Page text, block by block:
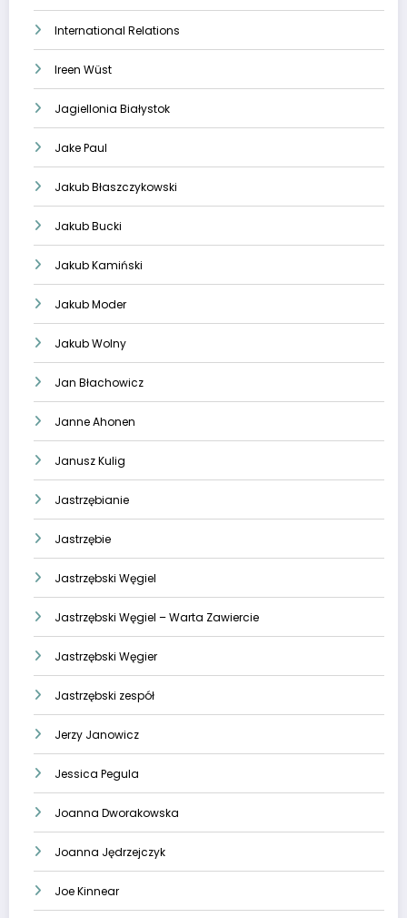
International Relations
Ireen Wüst
Jagiellonia Białystok
Jake Paul
Jakub Błaszczykowski
Jakub Bucki
Jakub Kamiński
Jakub Moder
Jakub Wolny
Jan Błachowicz
Janne Ahonen
Janusz Kulig
Jastrzębianie
Jastrzębie
Jastrzębski Węgiel
Jastrzębski Węgiel – Warta Zawiercie
Jastrzębski Węgier
Jastrzębski zespół
Jerzy Janowicz
Jessica Pegula
Joanna Dworakowska
Joanna Jędrzejczyk
Joe Kinnear